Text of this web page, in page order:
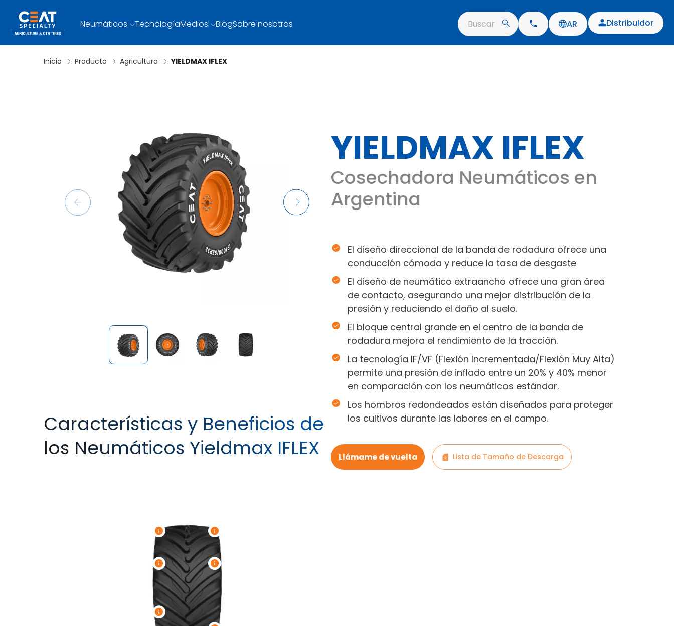
Neumáticos TecnologíaMedios BlogSobre nosotros Buscar AR Distribuidor
Inicio Producto Agricultura YIELDMAX IFLEX
Características y Beneficios de
los Neumáticos Yieldmax IFLEX
YIELDMAX IFLEX
Cosechadora Neumáticos en
Argentina
El diseño direccional de la banda de rodadura ofrece una
conducción cómoda y reduce la tasa de desgaste
El diseño de neumático extraancho ofrece una gran área
de contacto, asegurando una mejor distribución de la
presión y reduciendo el daño al suelo.
El bloque central grande en el centro de la banda de
rodadura mejora el rendimiento de la tracción.
La tecnología IF/VF (Flexión Incrementada/Flexión Muy Alta)
permite una presión de inflado entre un 20% y 40% menor
en comparación con los neumáticos estándar.
Los hombros redondeados están diseñados para proteger
los cultivos durante las labores en el campo.
Llámame de vuelta Lista de Tamaño de Descarga